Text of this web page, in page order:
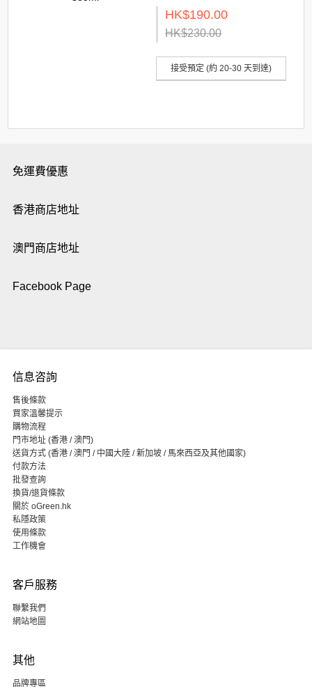
HK$190.00
HK$230.00
接受預定 (約 20-30 天到達)
免運費優惠
香港商店地址
澳門商店地址
Facebook Page
信息咨詢
售後條款
買家溫馨提示
購物流程
門市地址 (香港 / 澳門)
送貨方式 (香港 / 澳門 / 中國大陸 / 新加坡 / 馬來西亞及其他國家)
付款方法
批發查詢
換貨/退貨條款
關於 oGreen.hk
私隱政策
使用條款
工作機會
客戶服務
聯繫我們
網站地圖
其他
品牌專區